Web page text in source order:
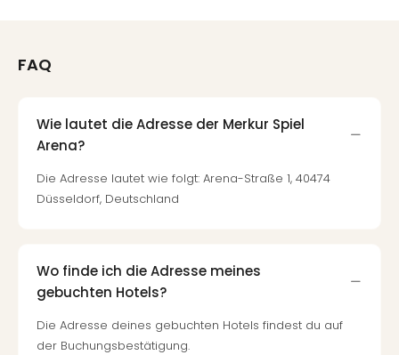
FAQ
Wie lautet die Adresse der Merkur Spiel
Arena?
Die Adresse lautet wie folgt: Arena-Straße 1, 40474
Düsseldorf, Deutschland
Wo finde ich die Adresse meines
gebuchten Hotels?
Die Adresse deines gebuchten Hotels findest du auf
der Buchungsbestätigung.